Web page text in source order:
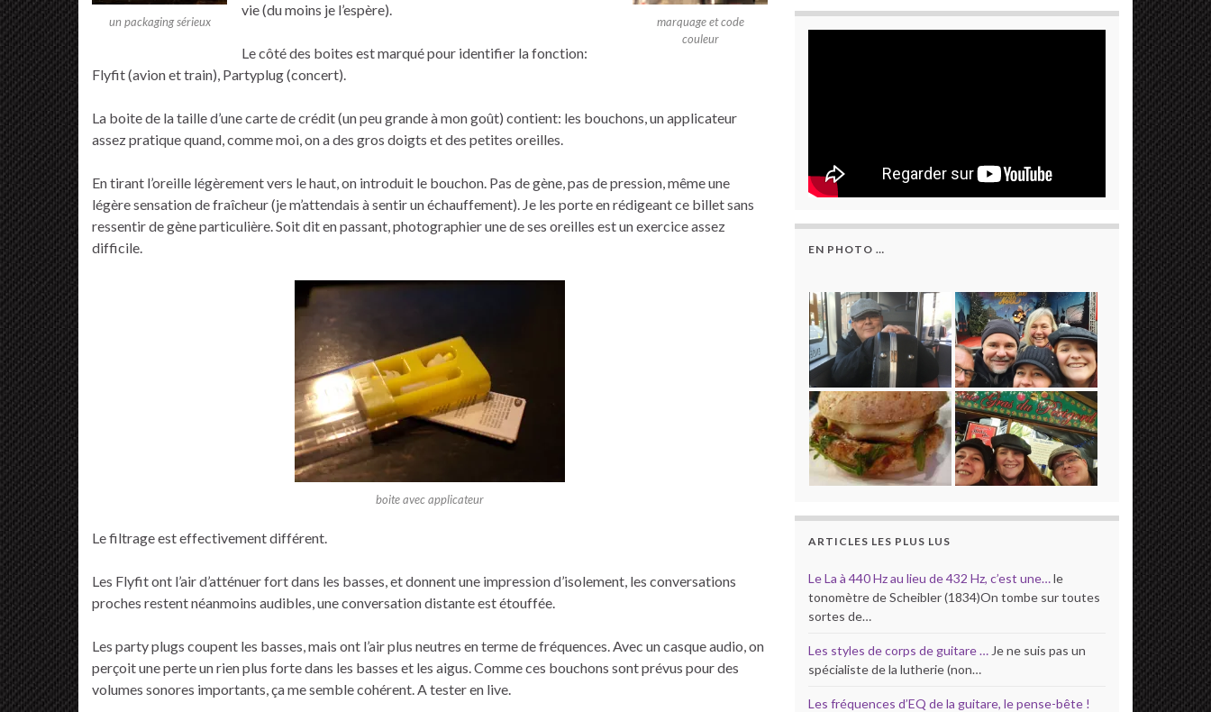
un packaging sérieux
marquage et code
couleur
vie (du moins je l’espère).
Le côté des boites est marqué pour identifier la fonction:
Flyfit (avion et train), Partyplug (concert).
La boite de la taille d’une carte de crédit (un peu grande à mon goût) contient: les bouchons, un applicateur
assez pratique quand, comme moi, on a des gros doigts et des petites oreilles.
En tirant l’oreille légèrement vers le haut, on introduit le bouchon. Pas de gène, pas de pression, même une
légère sensation de fraîcheur (je m’attendais à sentir un échauffement). Je les porte en rédigeant ce billet sans
ressentir de gène particulière. Soit dit en passant, photographier une de ses oreilles est un exercice assez
difficile.
boite avec applicateur
Le filtrage est effectivement différent.
Les Flyfit ont l’air d’atténuer fort dans les basses, et donnent une impression d’isolement, les conversations
proches restent néanmoins audibles, une conversation distante est étouffée.
Les party plugs coupent les basses, mais ont l’air plus neutres en terme de fréquences. Avec un casque audio, on
perçoit une perte un rien plus forte dans les basses et les aigus. Comme ces bouchons sont prévus pour des
volumes sonores importants, ça me semble cohérent. A tester en live.
EN PHOTO …
ARTICLES LES PLUS LUS
Le La à 440 Hz au lieu de 432 Hz, c’est une…le
tonomètre de Scheibler (1834)On tombe sur toutes
sortes de…
Les styles de corps de guitare … Je ne suis pas un
spécialiste de la lutherie (non…
Les fréquences d’EQ de la guitare, le pense-bête !